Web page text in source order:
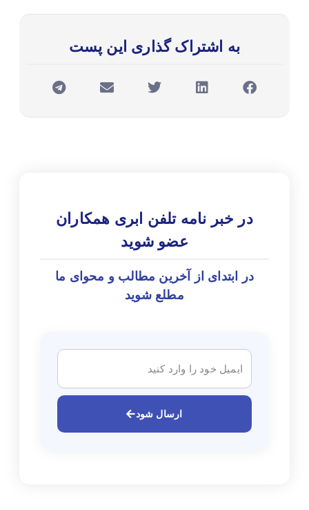
به اشتراک گذاری این پست
در خبر نامه تلفن ابری همکاران
عضو شوید
در ابتدای از آخرین مطالب و محوای ما
مطلع شوید
ارسال شود